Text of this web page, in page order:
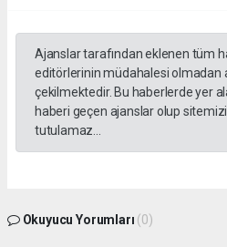
Ajanslar tarafından eklenen tüm
editörlerinin müdahalesi olmadan
çekilmektedir. Bu haberlerde yer
haberi geçen ajanslar olup
tutulamaz...
Okuyucu Yorumları (0)